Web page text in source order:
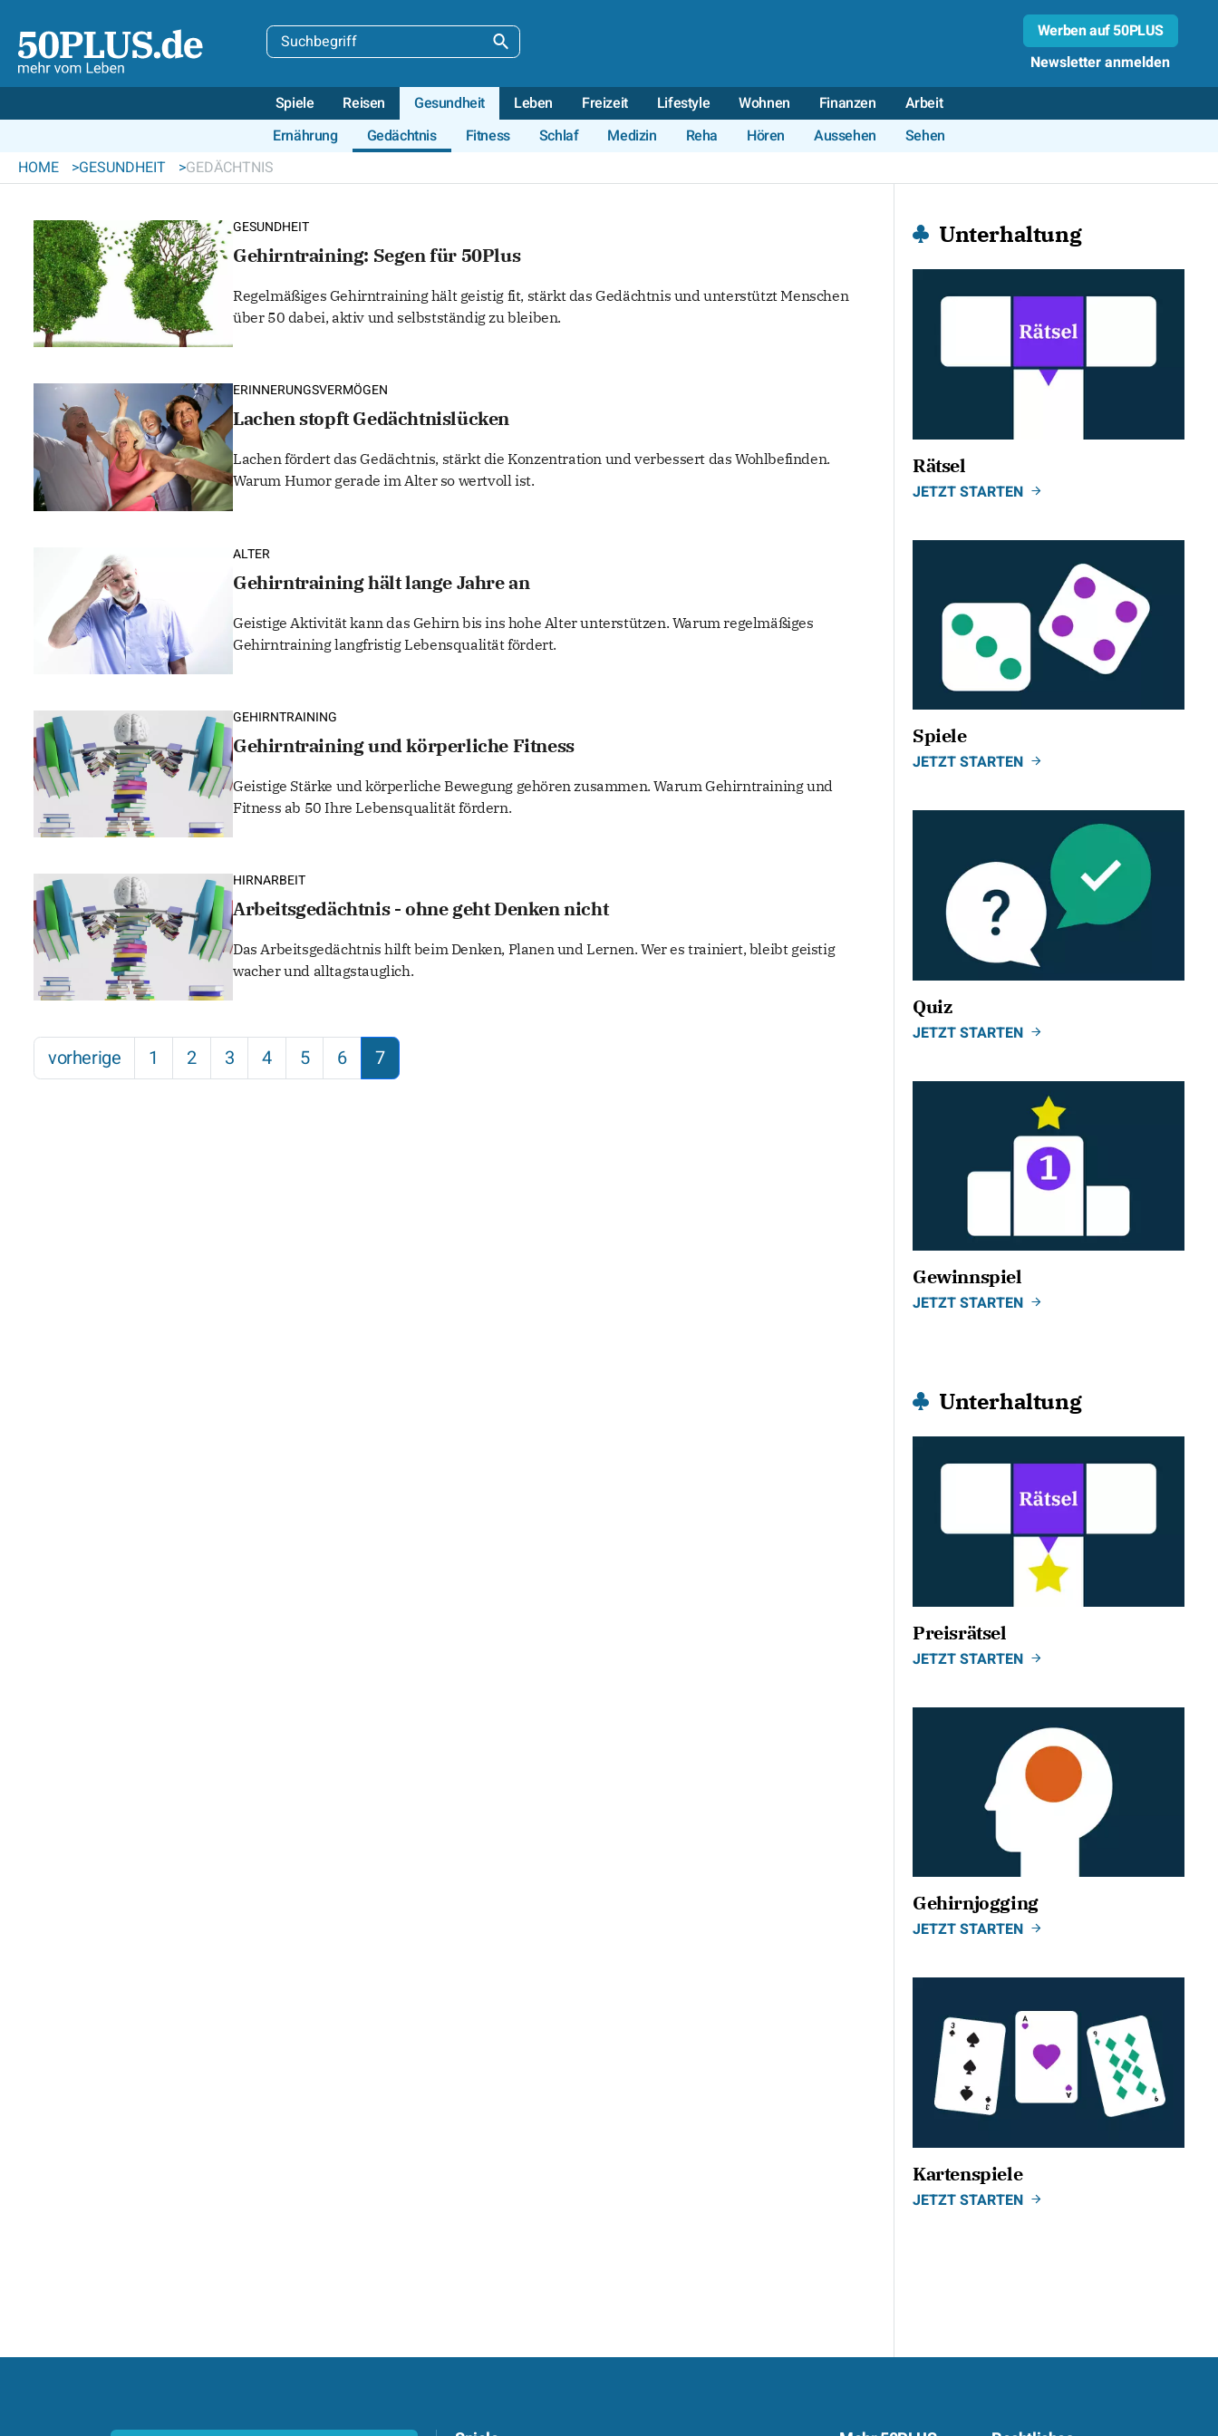
Werben auf 50PLUS
Newsletter anmelden
Spiele
Reisen Gesundheit Leben Freizeit Lifestyle Wohnen Finanzen
Arbeit
Ernährung
Gedächtnis Fitness Schlaf Medizin Reha Hören Aussehen
Sehen
HOME
GESUNDHEIT GEDÄCHTNIS
GESUNDHEIT
Gehirntraining: Segen für 50Plus
Regelmäßiges Gehirntraining hält geistig fit, stärkt das Gedächtnis und unterstützt Menschen
über 50 dabei, aktiv und selbstständig zu bleiben.
ERINNERUNGSVERMÖGEN
Lachen stopft Gedächtnislücken
Lachen fördert das Gedächtnis, stärkt die Konzentration und verbessert das Wohlbefinden.
Warum Humor gerade im Alter so wertvoll ist.
ALTER
Gehirntraining hält lange Jahre an
Geistige Aktivität kann das Gehirn bis ins hohe Alter unterstützen. Warum regelmäßiges
Gehirntraining langfristig Lebensqualität fördert.
GEHIRNTRAINING
Gehirntraining und körperliche Fitness
Geistige Stärke und körperliche Bewegung gehören zusammen. Warum Gehirntraining und
Fitness ab 50 Ihre Lebensqualität fördern.
HIRNARBEIT
Arbeitsgedächtnis - ohne geht Denken nicht
Das Arbeitsgedächtnis hilft beim Denken, Planen und Lernen. Wer es trainiert, bleibt geistig
wacher und alltagstauglich.
vorherige 1 2 3 4 5 6 7
Unterhaltung
Rätsel
JETZT STARTEN
Spiele
JETZT STARTEN
Quiz
JETZT STARTEN
Gewinnspiel
JETZT STARTEN
Unterhaltung
Preisrätsel
JETZT STARTEN
Gehirnjogging
JETZT STARTEN
Kartenspiele
JETZT STARTEN